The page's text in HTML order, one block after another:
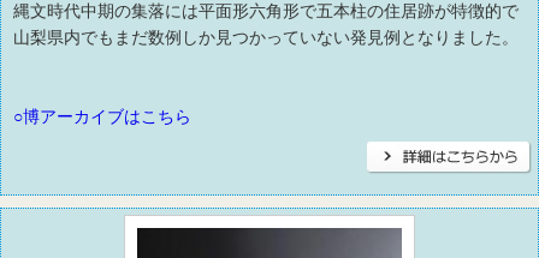
縄文時代中期の集落には平面形六角形で五本柱の住居跡が特徴的で
山梨県内でもまだ数例しか見つかっていない発見例となりました。
○博アーカイブはこちら